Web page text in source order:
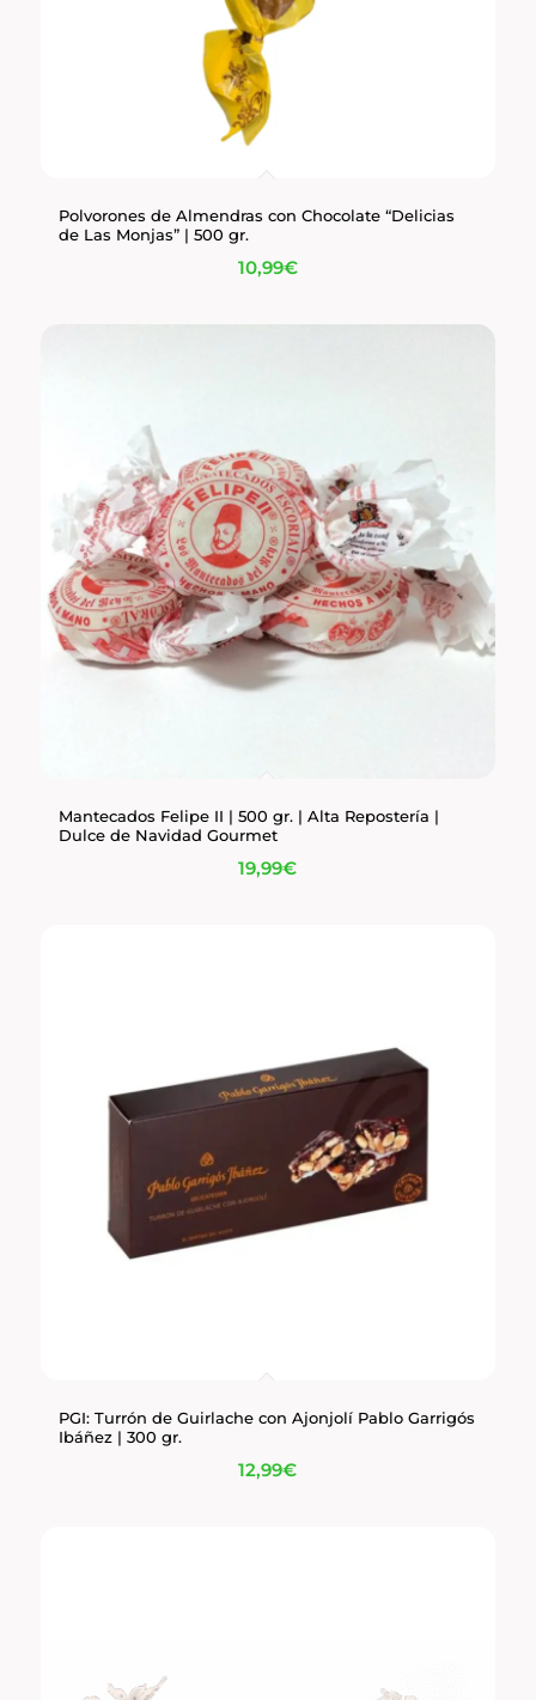
Polvorones de Almendras con Chocolate “Delicias
de Las Monjas” | 500 gr.
10,99€
Mantecados Felipe II | 500 gr. | Alta Repostería |
Dulce de Navidad Gourmet
19,99€
PGI: Turrón de Guirlache con Ajonjolí Pablo Garrigós
Ibáñez | 300 gr.
12,99€